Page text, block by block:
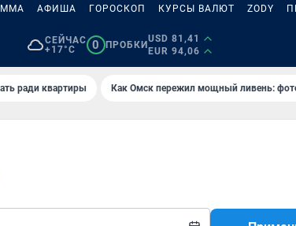
АФИША ГОРОСКОП КУРСЫ ВАЛЮТ ZODY
СЕЙЧАС
+17°C
0 ПРОБКИ
USD 81,41
EUR 94,06
ради квартиры Как Омск пережил мощный ливень: